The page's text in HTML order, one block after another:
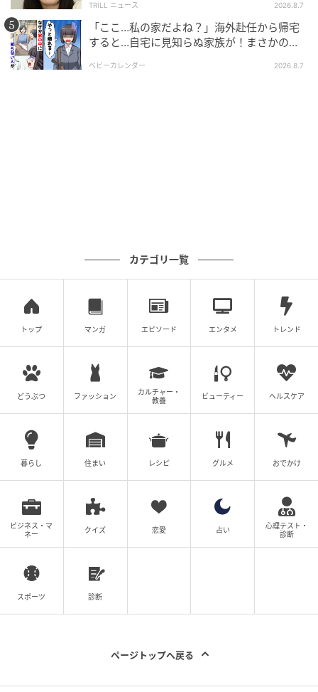
TRILL ニュース 2026.8.7
「ここ…私の家だよね？」海外赴任から帰宅
すると…自宅に見知らぬ家族が！まさかの真
ベビーカレンダー 2026.8.7
カテゴリ一覧
トップ マンガ エピソード エンタメ トレンド
どうぶつ ファッション
カルチャー・
教養
ビューティー ヘルスケア
暮らし 住まい レシピ グルメ おでかけ
ビジネス・マ
ネー
クイズ 恋愛 占い
心理テスト・
診断
スポーツ 診断
ページトップへ戻る